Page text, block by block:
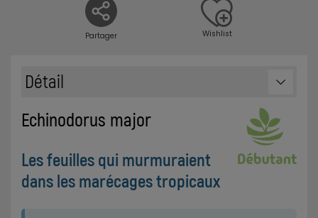
Partager Wishlist
Détail
Echinodorus major
Les feuilles qui murmuraient
dans les marécages tropicaux